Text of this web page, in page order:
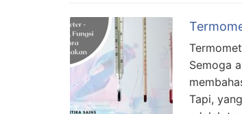
Semoga
Tapi,